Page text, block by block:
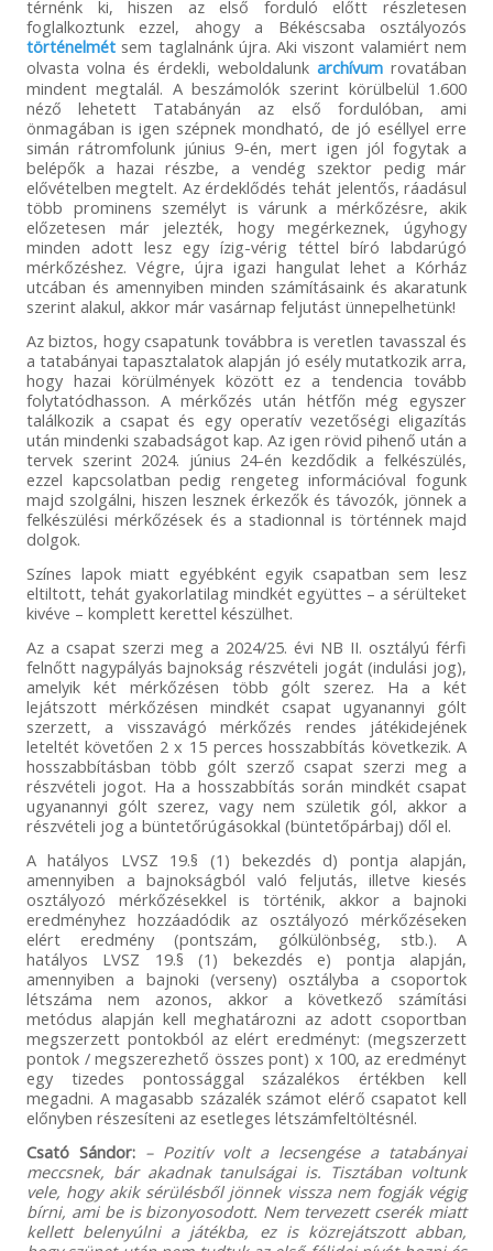
térnénk ki, hiszen az első forduló előtt részletesen
foglalkoztunk ezzel, ahogy a Békéscsaba osztályozós
történelmétsem taglalnánk újra. Aki viszont valamiért nem
olvasta volna és érdekli, weboldalunkarchívum rovatában
mindent megtalál. A beszámolók szerint körülbelül 1.600
néző lehetett Tatabányán az első fordulóban, ami
önmagában is igen szépnek mondható, de jó eséllyel erre
simán rátromfolunk június 9-én, mert igen jól fogytak a
belépők a hazai részbe, a vendég szektor pedig már
elővételben megtelt. Az érdeklődés tehát jelentős, ráadásul
több prominens személyt is várunk a mérkőzésre, akik
előzetesen már jelezték, hogy megérkeznek, úgyhogy
minden adott lesz egy ízig-vérig téttel bíró labdarúgó
mérkőzéshez. Végre, újra igazi hangulat lehet a Kórház
utcában és amennyiben minden számításaink és akaratunk
szerint alakul, akkor már vasárnap feljutást ünnepelhetünk!
Az biztos, hogy csapatunk továbbra is veretlen tavasszal és
a tatabányai tapasztalatok alapján jó esély mutatkozik arra,
hogy hazai körülmények között ez a tendencia tovább
folytatódhasson. A mérkőzés után hétfőn még egyszer
találkozik a csapat és egy operatív vezetőségi eligazítás
után mindenki szabadságot kap. Az igen rövid pihenő után a
tervek szerint 2024. június 24-én kezdődik a felkészülés,
ezzel kapcsolatban pedig rengeteg információval fogunk
majd szolgálni, hiszen lesznek érkezők és távozók, jönnek a
felkészülési mérkőzések és a stadionnal is történnek majd
dolgok.
Színes lapok miatt egyébként egyik csapatban sem lesz
eltiltott, tehát gyakorlatilag mindkét együttes – a sérülteket
kivéve – komplett kerettel készülhet.
Az a csapat szerzi meg a 2024/25. évi NB II. osztályú férfi
felnőtt nagypályás bajnokság részvételi jogát (indulási jog),
amelyik két mérkőzésen több gólt szerez. Ha a két
lejátszott mérkőzésen mindkét csapat ugyanannyi gólt
szerzett, a visszavágó mérkőzés rendes játékidejének
leteltét követően 2 x 15 perces hosszabbítás következik. A
hosszabbításban több gólt szerző csapat szerzi meg a
részvételi jogot. Ha a hosszabbítás során mindkét csapat
ugyanannyi gólt szerez, vagy nem születik gól, akkor a
részvételi jog a büntetőrúgásokkal (büntetőpárbaj) dől el.
A hatályos LVSZ 19.§ (1) bekezdés d) pontja alapján,
amennyiben a bajnokságból való feljutás, illetve kiesés
osztályozó mérkőzésekkel is történik, akkor a bajnoki
eredményhez hozzáadódik az osztályozó mérkőzéseken
elért eredmény (pontszám, gólkülönbség, stb.). A
hatályos LVSZ 19.§ (1) bekezdés e) pontja alapján,
amennyiben a bajnoki (verseny) osztályba a csoportok
létszáma nem azonos, akkor a következő számítási
metódus alapján kell meghatározni az adott csoportban
megszerzett pontokból az elért eredményt: (megszerzett
pontok / megszerezhető összes pont) x 100, az eredményt
egy tizedes pontossággal százalékos értékben kell
megadni. A magasabb százalék számot elérő csapatot kell
előnyben részesíteni az esetleges létszámfeltöltésnél.
Csató Sándor: – Pozitív volt a lecsengése a tatabányai
meccsnek, bár akadnak tanulságai is. Tisztában voltunk
vele, hogy akik sérülésből jönnek vissza nem fogják végig
bírni, ami be is bizonyosodott. Nem tervezett cserék miatt
kellett belenyúlni a játékba, ez is közrejátszott abban,